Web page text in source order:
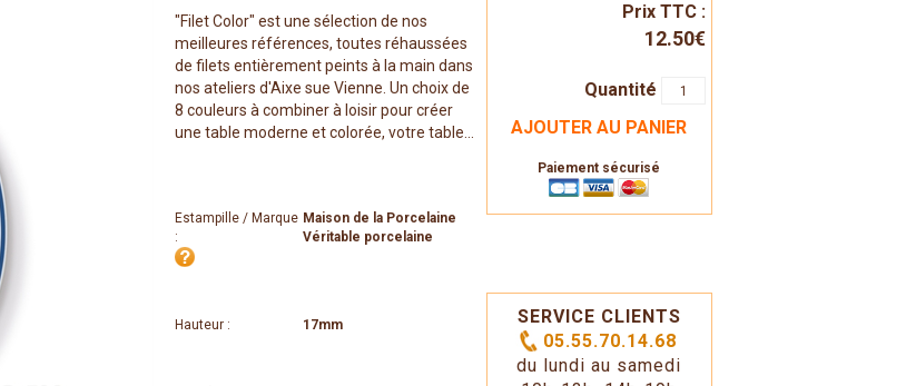
Prix TTC :
12.50€
Quantité
AJOUTER AU PANIER
Paiement sécurisé
SERVICE CLIENTS
05.55.70.14.68
du lundi au samedi
"Filet Color" est une sélection de nos
meilleures références, toutes réhaussées
de filets entièrement peints à la main dans
nos ateliers d'Aixe sue Vienne. Un choix de
8 couleurs à combiner à loisir pour créer
une table moderne et colorée, votre table...
Estampille / Marque
:
Maison de la Porcelaine
Véritable porcelaine
Hauteur : 17mm